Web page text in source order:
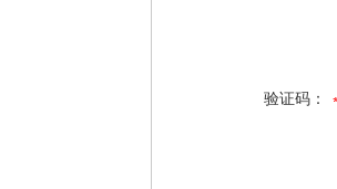
验证码：